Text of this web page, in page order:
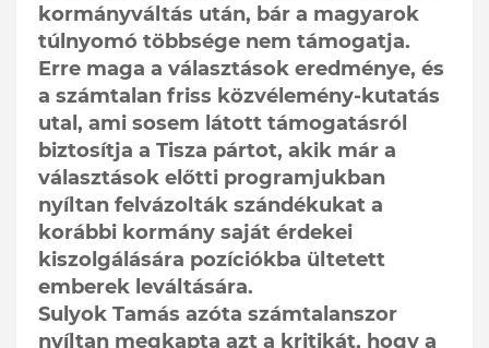
kormányváltás után, bár a magyarok
túlnyomó többsége nem támogatja.
Erre maga a választások eredménye, és
a számtalan friss közvélemény-kutatás
utal, ami sosem látott támogatásról
biztosítja a Tisza pártot, akik már a
választások előtti programjukban
nyíltan felvázolták szándékukat a
korábbi kormány saját érdekei
kiszolgálására pozíciókba ültetett
emberek leváltására.
Sulyok Tamás azóta számtalanszor
nyíltan megkapta azt a kritikát, hogy a